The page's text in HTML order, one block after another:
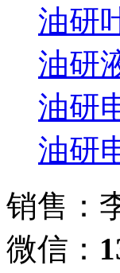
油研
油研
油研
油研
销售：
微信：